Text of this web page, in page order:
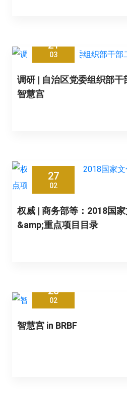
21
03
调研 | 自治区党委组织部
智慧宫
27
02
权威 | 商务部等：2018国
&amp;重点项目目录
20
02
智慧宫 in BRBF